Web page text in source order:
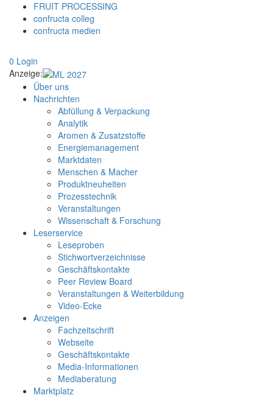
FRUIT PROCESSING
confructa colleg
confructa medien
0 Login
Anzeige:
Über uns
Nachrichten
Abfüllung & Verpackung
Analytik
Aromen & Zusatzstoffe
Energiemanagement
Marktdaten
Menschen & Macher
Produktneuheiten
Prozesstechnik
Veranstaltungen
Wissenschaft & Forschung
Leserservice
Leseproben
Stichwortverzeichnisse
Geschäftskontakte
Peer Review Board
Veranstaltungen & Weiterbildung
Video-Ecke
Anzeigen
Fachzeitschrift
Webseite
Geschäftskontakte
Media-Informationen
Mediaberatung
Marktplatz